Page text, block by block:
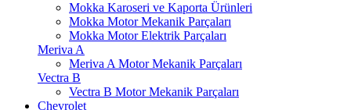
Mokka Karoseri ve Kaporta Ürünleri
Mokka Motor Mekanik Parçaları
Mokka Motor Elektrik Parçaları
Meriva A
Meriva A Motor Mekanik Parçaları
Vectra B
Vectra B Motor Mekanik Parçaları
Chevrolet